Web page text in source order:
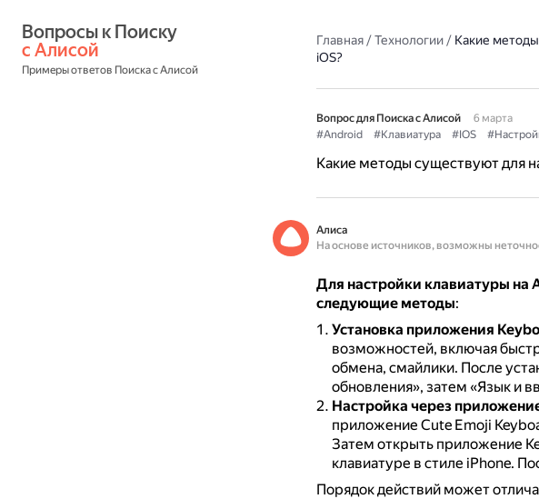
с Алисой
Примеры ответов Поиска с Алисой
Главная/Технологии/ Какие
iOS?
Вопрос для Поиска с Алисой
6 марта
#Android
#Клавиатура #IOS
Какие методы существуют для
Алиса
На основе источников, возможны
Для настройки клавиатуры на
следующие методы:
Установка приложения
возможностей, включая
обмена, смайлики. После
обновления», затем «Язык и
Настройка через
приложение Cute Emoji
Затем открыть приложение
клавиатуре в стиле iPhone.
Порядок действий может